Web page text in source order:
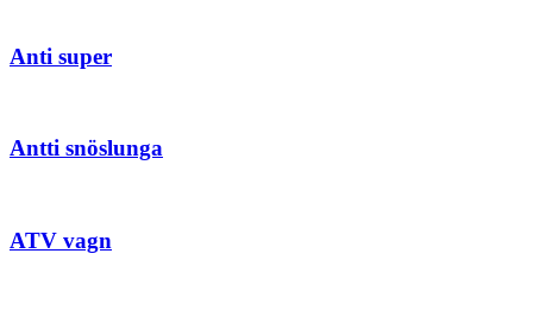
Anti super
Antti snöslunga
ATV vagn